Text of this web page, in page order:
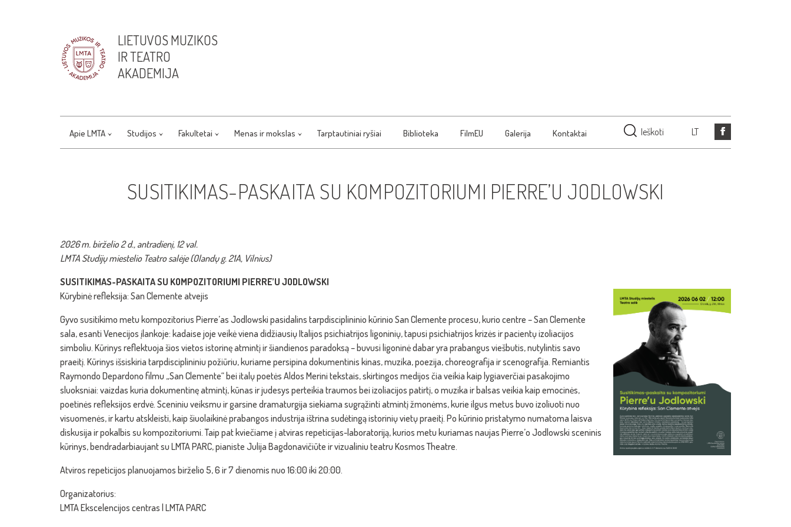
LIETUVOS MUZIKOS
IR TEATRO
AKADEMIJA
Apie LMTA Studijos Fakultetai Menas ir mokslas Tarptautiniai ryšiai Biblioteka FilmEU Galerija Kontaktai Ieškoti LT
SUSITIKIMAS-PASKAITA SU KOMPOZITORIUMI PIERRE’U JODLOWSKI
2026 m. birželio 2 d., antradienį, 12 val.
LMTA Studijų miestelio Teatro salėje(Olandų g. 21A, Vilnius)
SUSITIKIMAS-PASKAITA SU KOMPOZITORIUMI PIERRE’U JODLOWSKI
Kūrybinė refleksija: San Clemente atvejis
Gyvo susitikimo metu kompozitorius Pierre’as Jodlowski pasidalins tarpdisciplininio kūrinio San Clemente procesu, kurio centre – San Clemente
sala, esanti Venecijos įlankoje: kadaise joje veikė viena didžiausių Italijos psichiatrijos ligoninių, tapusi psichiatrijos krizės ir pacientų izoliacijos
simboliu. Kūrinys reflektuoja šios vietos istorinę atmintį ir šiandienos paradoksą – buvusi ligoninė dabar yra prabangus viešbutis, nutylintis savo
praeitį. Kūrinys išsiskiria tarpdisciplininiu požiūriu, kuriame persipina dokumentinis kinas, muzika, poezija, choreografija ir scenografija. Remiantis
Raymondo Depardono filmu „San Clemente“ bei italų poetės Aldos Merini tekstais, skirtingos medijos čia veikia kaip lygiaverčiai pasakojimo
sluoksniai: vaizdas kuria dokumentinę atmintį, kūnas ir judesys perteikia traumos bei izoliacijos patirtį, o muzika ir balsas veikia kaip emocinės,
poetinės refleksijos erdvė. Sceniniu veiksmu ir garsine dramaturgija siekiama sugrąžinti atmintį žmonėms, kurie ilgus metus buvo izoliuoti nuo
visuomenės, ir kartu atskleisti, kaip šiuolaikinė prabangos industrija ištrina sudėtingą istorinių vietų praeitį. Po kūrinio pristatymo numatoma laisva
diskusija ir pokalbis su kompozitoriumi. Taip pat kviečiame į atviras repeticijas-laboratoriją, kurios metu kuriamas naujas Pierre’o Jodlowski sceninis
kūrinys, bendradarbiaujant su LMTA PARC, pianiste Julija Bagdonavičiūte ir vizualiniu teatru Kosmos Theatre.
Atviros repeticijos planuojamos birželio 5, 6 ir 7 dienomis nuo 16:00 iki 20:00.
Organizatorius:
LMTA Ekscelencijos centras | LMTA PARC